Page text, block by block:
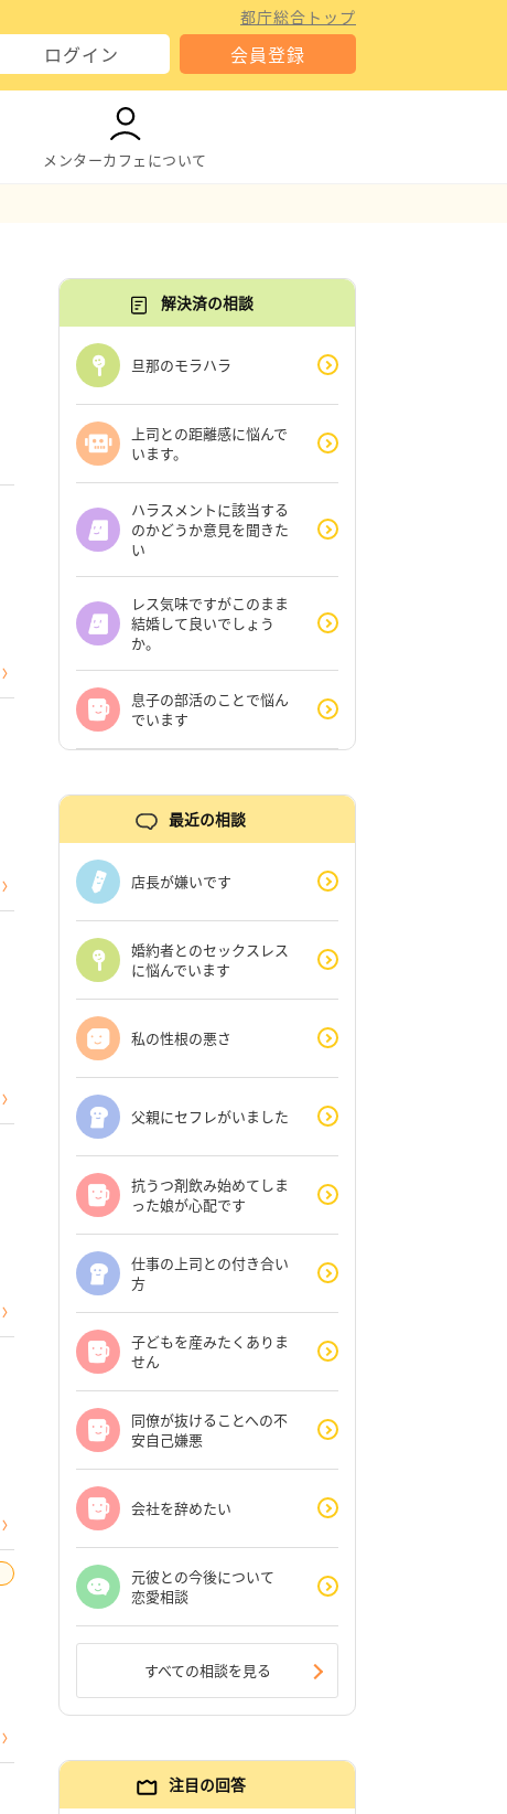
都庁総合トップ
ログイン 会員登録
メンターカフェについて
解決済の相談
旦那のモラハラ
上司との距離感に悩んで
います。
ハラスメントに該当する
のかどうか意見を聞きた
い
レス気味ですがこのまま
結婚して良いでしょう
か。
息子の部活のことで悩ん
でいます
最近の相談
店長が嫌いです
婚約者とのセックスレス
に悩んでいます
私の性根の悪さ
父親にセフレがいました
抗うつ剤飲み始めてしま
った娘が心配です
仕事の上司との付き合い
方
子どもを産みたくありま
せん
同僚が抜けることへの不
安自己嫌悪
会社を辞めたい
元彼との今後について
恋愛相談
すべての相談を見る
注目の回答